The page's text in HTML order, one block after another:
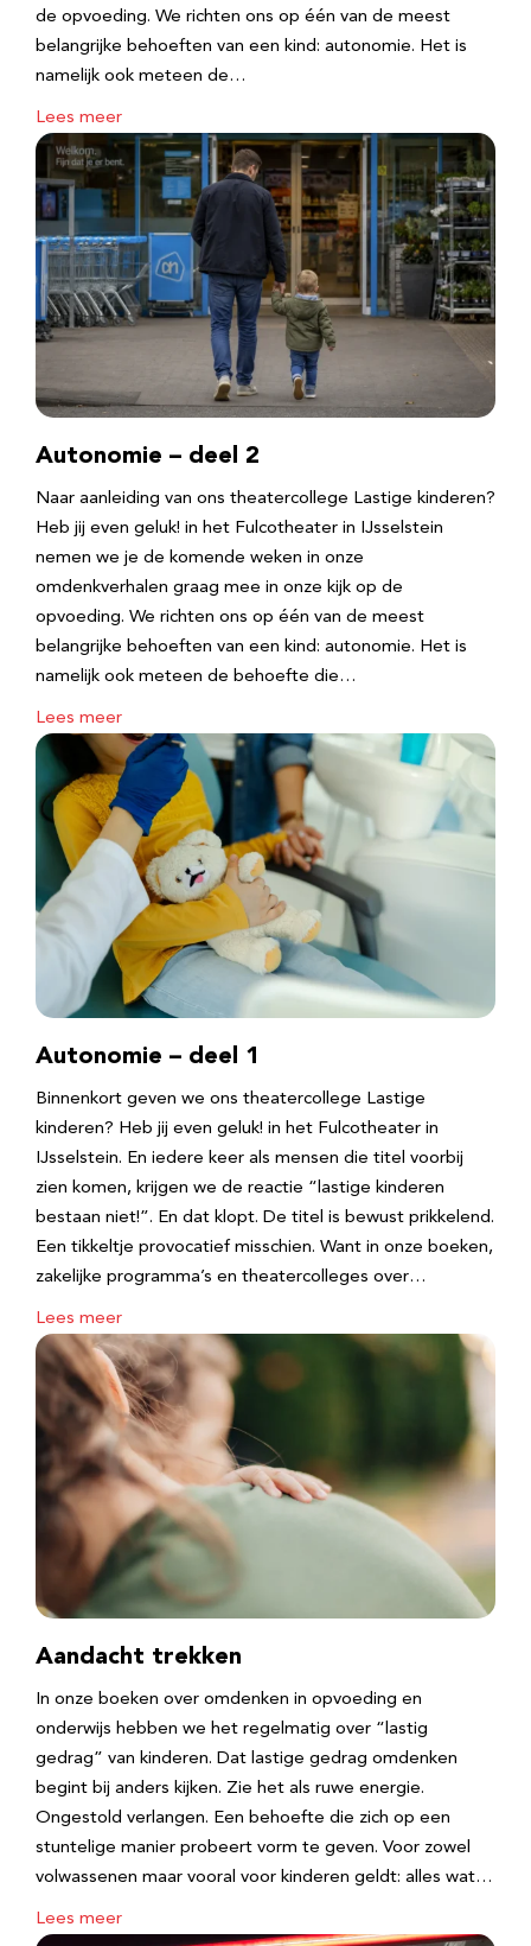
de opvoeding. We richten ons op één van de meest
belangrijke behoeften van een kind: autonomie. Het is
namelijk ook meteen de…
Lees meer
Autonomie – deel 2
Naar aanleiding van ons theatercollege Lastige kinderen?
Heb jij even geluk! in het Fulcotheater in IJsselstein
nemen we je de komende weken in onze
omdenkverhalen graag mee in onze kijk op de
opvoeding. We richten ons op één van de meest
belangrijke behoeften van een kind: autonomie. Het is
namelijk ook meteen de behoefte die…
Lees meer
Autonomie – deel 1
Binnenkort geven we ons theatercollege Lastige
kinderen? Heb jij even geluk! in het Fulcotheater in
IJsselstein. En iedere keer als mensen die titel voorbij
zien komen, krijgen we de reactie “lastige kinderen
bestaan niet!”. En dat klopt. De titel is bewust prikkelend.
Een tikkeltje provocatief misschien. Want in onze boeken,
zakelijke programma’s en theatercolleges over…
Lees meer
Aandacht trekken
In onze boeken over omdenken in opvoeding en
onderwijs hebben we het regelmatig over “lastig
gedrag” van kinderen. Dat lastige gedrag omdenken
begint bij anders kijken. Zie het als ruwe energie.
Ongestold verlangen. Een behoefte die zich op een
stuntelige manier probeert vorm te geven. Voor zowel
volwassenen maar vooral voor kinderen geldt: alles wat…
Lees meer